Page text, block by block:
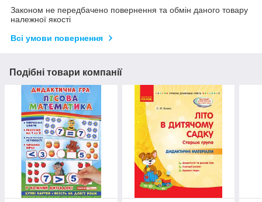
Законом не передбачено повернення та обмін даного товару
належної якості
Всі умови повернення
Подібні товари компанії